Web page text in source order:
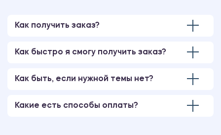
Как получить заказ?
Как быстро я смогу получить заказ?
Как быть, если нужной темы нет?
Какие есть способы оплаты?